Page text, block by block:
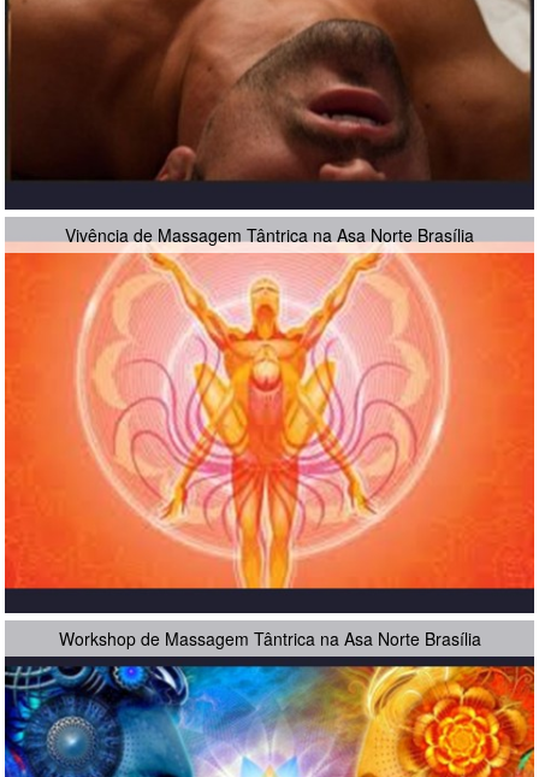
Vivência de Massagem Tântrica na Asa Norte Brasília
Workshop de Massagem Tântrica na Asa Norte Brasília